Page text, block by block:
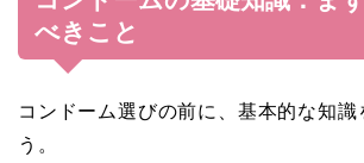
べきこと
コンドーム選びの前に、基本的な知識
う。